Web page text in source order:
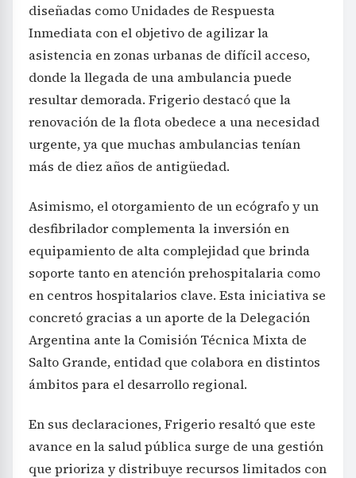
diseñadas como Unidades de Respuesta
Inmediata con el objetivo de agilizar la
asistencia en zonas urbanas de difícil acceso,
donde la llegada de una ambulancia puede
resultar demorada. Frigerio destacó que la
renovación de la flota obedece a una necesidad
urgente, ya que muchas ambulancias tenían
más de diez años de antigüedad.
Asimismo, el otorgamiento de un ecógrafo y un
desfibrilador complementa la inversión en
equipamiento de alta complejidad que brinda
soporte tanto en atención prehospitalaria como
en centros hospitalarios clave. Esta iniciativa se
concretó gracias a un aporte de la Delegación
Argentina ante la Comisión Técnica Mixta de
Salto Grande, entidad que colabora en distintos
ámbitos para el desarrollo regional.
En sus declaraciones, Frigerio resaltó que este
avance en la salud pública surge de una gestión
que prioriza y distribuye recursos limitados con